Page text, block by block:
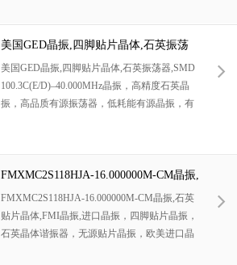
容为：7PF，工作温度范围：-40℃至+85℃，
晶振体积尺寸为：3.2x1.5mm，高品质石英晶
振，石英晶体谐振器，高性能无源晶体，TST
无源贴片晶振，3215mm石英晶振，石英晶体
谐振器，该贴片石英晶体体积小，焊接可采用
美国GED晶振,四脚贴片晶体,石英振荡
器,SMD100.3C(E/D)–40.000MHz晶振
美国GED晶振,四脚贴片晶体,石英振荡器,SMD
100.3C(E/D)–40.000MHz晶振，高精度石英晶
振，高品质有源振荡器，低耗能有源晶振，有
5ppm，电源电压为：3.3V，工作温度范围：-4
0℃至+85℃，晶振体积尺寸：7.0x5.0mm，小
体积石英晶振，石英贴片晶振，SPXO振荡
器，SMD贴片晶体，低功耗石英晶振，低相噪
相控有源石英晶体，GED晶振，欧美进口石英
FMXMC2S118HJA-16.000000M-CM晶振,
石英贴片晶体,FMI晶振,进口晶振
FMXMC2S118HJA-16.000000M-CM晶振,石英
贴片晶体,FMI晶振,进口晶振，四脚贴片晶振，
石英晶体谐振器，无源贴片晶振，欧美进口晶